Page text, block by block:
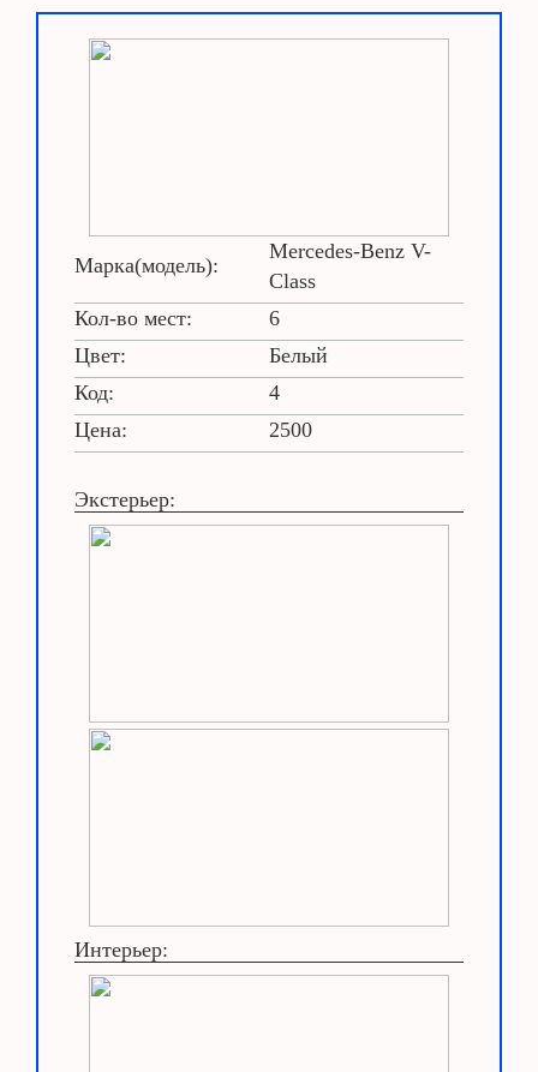
Марка(модель):
Mercedes-Benz V-
Class
Кол-во мест:
6
Цвет:
Белый
Код:
4
Цена:
2500
Экстерьер:
Интерьер: